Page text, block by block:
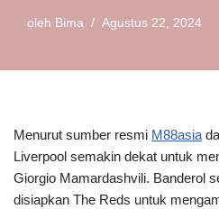
oleh Bima Agustus 22, 2024
Menurut sumber resmi M88asia
Liverpool semakin dekat untuk
Giorgio Mamardashvili. Banderol
disiapkan The Reds untuk